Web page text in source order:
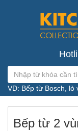
VD: Bếp từ Bosch, lò
Bếp từ 2